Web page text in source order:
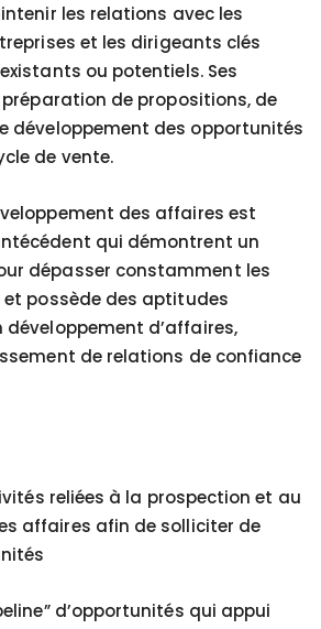
les relations avec les
et les dirigeants clés
ou potentiels. Ses
de propositions, de
développement des opportunités
de vente.
des affaires est
qui démontrent un
dépasser constamment les
possède des aptitudes
développement d’affaires,
de relations de confiance
reliées à la prospection et au
affaires afin de solliciter de
d’opportunités qui appui